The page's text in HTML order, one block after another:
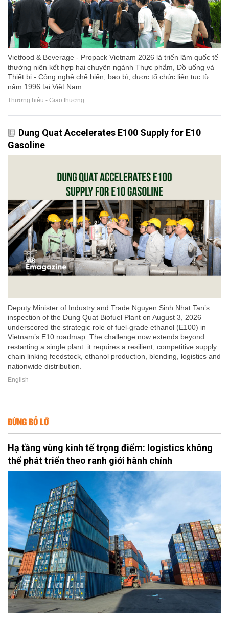
Vietfood & Beverage - Propack Vietnam 2026 là triển lãm quốc tế
thường niên kết hợp hai chuyên ngành Thực phẩm, Đồ uống và
Thiết bị - Công nghệ chế biến, bao bì, được tổ chức liên tục từ
năm 1996 tại Việt Nam.
Thương hiệu - Giao thương
Dung Quat Accelerates E100 Supply for E10
Gasoline
Deputy Minister of Industry and Trade Nguyen Sinh Nhat Tan’s
inspection of the Dung Quat Biofuel Plant on August 3, 2026
underscored the strategic role of fuel-grade ethanol (E100) in
Vietnam’s E10 roadmap. The challenge now extends beyond
restarting a single plant: it requires a resilient, competitive supply
chain linking feedstock, ethanol production, blending, logistics and
nationwide distribution.
English
ĐỪNG BỎ LỠ
Hạ tầng vùng kinh tế trọng điểm: logistics không
thể phát triển theo ranh giới hành chính